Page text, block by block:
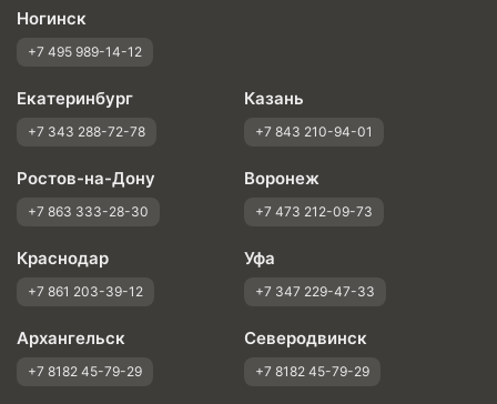
Ногинск
+7 495 989-14-12
Екатеринбург
+7 343 288-72-78
Казань
+7 843 210-94-01
Ростов-на-Дону
+7 863 333-28-30
Воронеж
+7 473 212-09-73
Краснодар
+7 861 203-39-12
Уфа
+7 347 229-47-33
Архангельск
+7 8182 45-79-29
Северодвинск
+7 8182 45-79-29